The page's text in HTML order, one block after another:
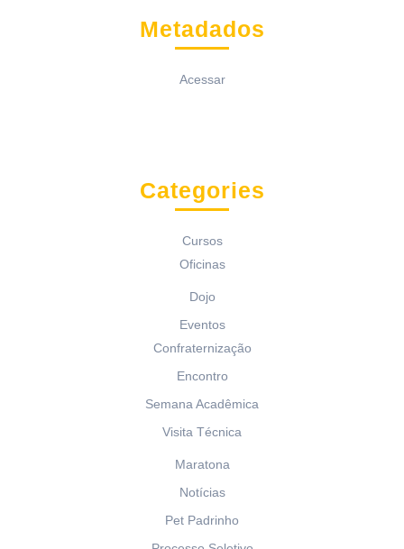
Metadados
Acessar
Categories
Cursos
Oficinas
Dojo
Eventos
Confraternização
Encontro
Semana Acadêmica
Visita Técnica
Maratona
Notícias
Pet Padrinho